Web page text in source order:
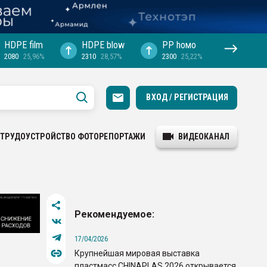
HDPE film
2080 25,96%
HDPE blow
2310 28,57%
PP hомо
2300 25,22%
ВХОД / РЕГИСТРАЦИЯ
ТРУДОУСТРОЙСТВО ФОТОРЕПОРТАЖИ ВИДЕОКАНАЛ
Рекомендуемое:
17/04/2026
Крупнейшая мировая выставка